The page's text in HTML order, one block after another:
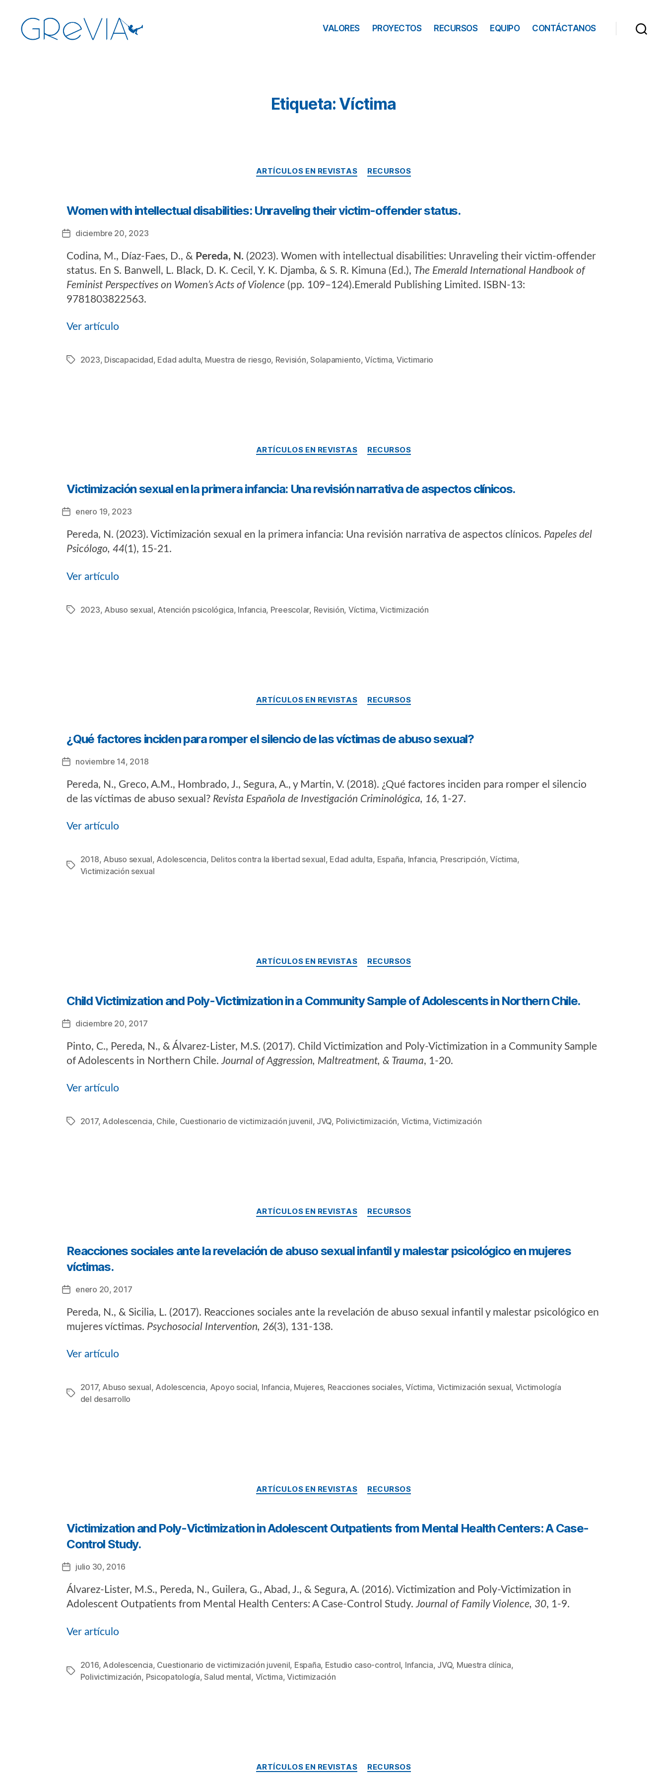
VALORES PROYECTOS RECURSOS EQUIPO CONTÁCTANOS
Etiqueta: Víctima
ARTÍCULOS EN REVISTAS RECURSOS
Women with intellectual disabilities: Unraveling their victim-offender status.
Fecha
la
entrada
diciembre 20, 2023
Codina, M., Díaz-Faes, D., & Pereda, N. (2023). Women with intellectual disabilities: Unraveling their victim-offender
status. En S. Banwell, L. Black, D. K. Cecil, Y. K. Djamba, & S. R. Kimuna (Ed.), The Emerald International Handbook of
Feminist Perspectives on Women’s Acts of Violence (pp. 109–124).Emerald Publishing Limited. ISBN-13:
9781803822563.
Ver artículo
Etiquetas
2023, Discapacidad, Edad adulta, Muestra de riesgo, Revisión,Solapamiento,Víctima, Victimario
ARTÍCULOS EN REVISTAS RECURSOS
Victimización sexual en la primera infancia: Una revisión narrativa de aspectos clínicos.
Fecha
la
entrada
enero 19, 2023
Pereda, N. (2023). Victimización sexual en la primera infancia: Una revisión narrativa de aspectos clínicos. Papeles del
Psicólogo, 44(1), 15-21.
Ver artículo
Etiquetas
2023, Abuso sexual, Atención psicológica, Infancia, Preescolar, Revisión, Víctima,Victimización
ARTÍCULOS EN REVISTAS RECURSOS
¿Qué factores inciden para romper el silencio de las víctimas de abuso sexual?
Fecha
la
entrada
noviembre 14, 2018
Pereda, N., Greco, A.M., Hombrado, J., Segura, A., y Martin, V. (2018). ¿Qué factores inciden para romper el silencio
de las víctimas de abuso sexual? Revista Española de Investigación Criminológica, 16, 1-27.
Ver artículo
Etiquetas
2018, Abuso sexual, Adolescencia, Delitos contra la libertad sexual, Edad adulta, España, Infancia, Prescripción,Víctima,
Victimización sexual
ARTÍCULOS EN REVISTAS RECURSOS
Child Victimization and Poly-Victimization in a Community Sample of Adolescents in Northern Chile.
Fecha
la
entrada
diciembre 20, 2017
Pinto, C., Pereda, N., & Álvarez-Lister, M.S. (2017). Child Victimization and Poly-Victimization in a Community Sample
of Adolescents in Northern Chile.Journal of Aggression, Maltreatment, & Trauma, 1-20.
Ver artículo
Etiquetas
2017, Adolescencia, Chile, Cuestionario de victimización juvenil, JVQ, Polivictimización, Víctima,Victimización
ARTÍCULOS EN REVISTAS RECURSOS
Reacciones sociales ante la revelación de abuso sexual infantil y malestar psicológico en mujeres
víctimas.
Fecha
la
entrada
enero 20, 2017
Pereda, N., & Sicilia, L. (2017). Reacciones sociales ante la revelación de abuso sexual infantil y malestar psicológico en
mujeres víctimas. Psychosocial Intervention, 26(3), 131-138.
Ver artículo
Etiquetas
2017, Abuso sexual, Adolescencia, Apoyo social, Infancia, Mujeres, Reacciones sociales,Víctima, Victimización sexual, Victimología
del desarrollo
ARTÍCULOS EN REVISTAS RECURSOS
Victimization and Poly-Victimization in Adolescent Outpatients from Mental Health Centers: A Case-
Control Study.
Fecha
la
entrada
julio 30, 2016
Álvarez-Lister, M.S., Pereda, N., Guilera, G., Abad, J., & Segura, A. (2016). Victimization and Poly-Victimization in
Adolescent Outpatients from Mental Health Centers: A Case-Control Study.Journal of Family Violence, 30, 1-9.
Ver artículo
Etiquetas
2016, Adolescencia, Cuestionario de victimización juvenil, España, Estudio caso-control, Infancia, JVQ, Muestra clínica,
Polivictimización, Psicopatología,Salud mental, Víctima,Victimización
ARTÍCULOS EN REVISTAS RECURSOS